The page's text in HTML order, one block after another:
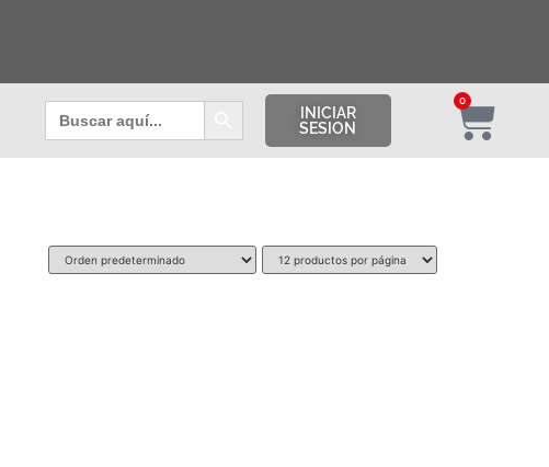
Buscar: Botón de búsqueda
INICIAR
SESION
0